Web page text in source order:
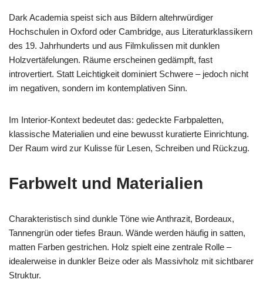
Dark Academia speist sich aus Bildern altehrwürdiger
Hochschulen in Oxford oder Cambridge, aus Literaturklassikern
des 19. Jahrhunderts und aus Filmkulissen mit dunklen
Holzvertäfelungen. Räume erscheinen gedämpft, fast
introvertiert. Statt Leichtigkeit dominiert Schwere – jedoch nicht
im negativen, sondern im kontemplativen Sinn.
Im Interior-Kontext bedeutet das: gedeckte Farbpaletten,
klassische Materialien und eine bewusst kuratierte Einrichtung.
Der Raum wird zur Kulisse für Lesen, Schreiben und Rückzug.
Farbwelt und Materialien
Charakteristisch sind dunkle Töne wie Anthrazit, Bordeaux,
Tannengrün oder tiefes Braun. Wände werden häufig in satten,
matten Farben gestrichen. Holz spielt eine zentrale Rolle –
idealerweise in dunkler Beize oder als Massivholz mit sichtbarer
Struktur.